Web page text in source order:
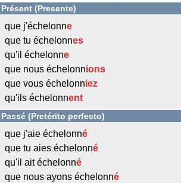
Présent (Presente)
que j'échelonne
que tu échelonnes
qu'il échelonne
que nous échelonnions
que vous échelonniez
qu'ils échelonnent
Passé (Pretérito perfecto)
que j'aie échelonné
que tu aies échelonné
qu'il ait échelonné
que nous ayons échelonné